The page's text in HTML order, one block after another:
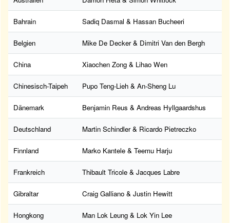
Bahrain Sadiq Dasmal & Hassan Bucheeri
Belgien Mike De Decker & Dimitri Van den Bergh
China Xiaochen Zong & Lihao Wen
Chinesisch-Taipeh Pupo Teng-Lieh & An-Sheng Lu
Dänemark Benjamin Reus & Andreas Hyllgaardshus
Deutschland Martin Schindler & Ricardo Pietreczko
Finnland Marko Kantele & Teemu Harju
Frankreich Thibault Tricole & Jacques Labre
Gibraltar Craig Galliano & Justin Hewitt
Hongkong Man Lok Leung & Lok Yin Lee